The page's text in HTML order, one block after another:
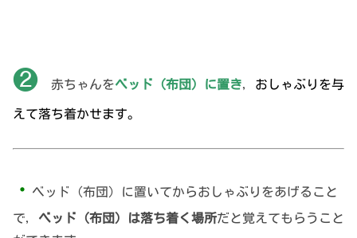
❷ 赤ちゃんをベッド（布団）に置き， おしゃぶりを与
えて落ち着かせます。
・ ベッド（布団）に置いてからおしゃぶりをあげること
で， ベッド（布団）は落ち着く場所だと覚えてもらうこと